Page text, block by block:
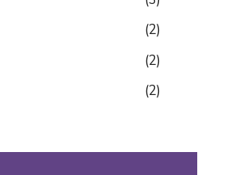
(2)
(2)
(2)